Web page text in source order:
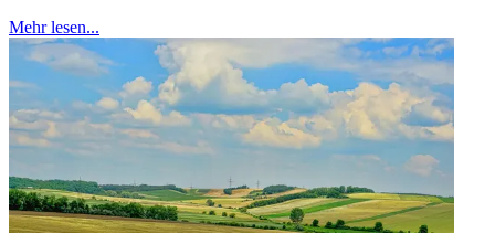
Mehr lesen...